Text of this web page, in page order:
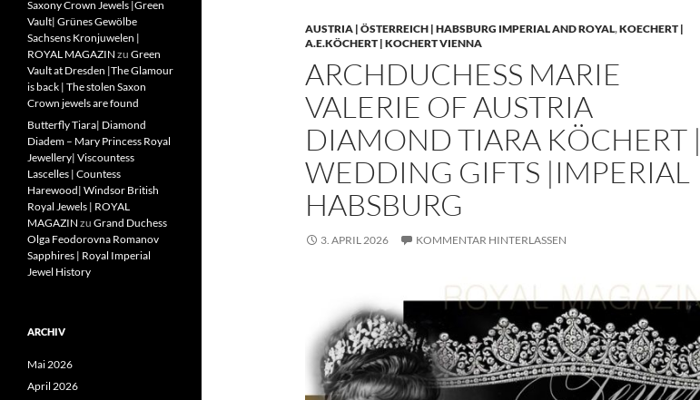
AUSTRIA | ÖSTERREICH | HABSBURG IMPERIAL AND ROYAL,KOECHERT |
A.E.KÖCHERT | KOCHERT VIENNA
ARCHDUCHESS MARIE
VALERIE OF AUSTRIA
DIAMOND TIARA KÖCHERT |
WEDDING GIFTS |IMPERIAL
HABSBURG
3. APRIL 2026 KOMMENTAR HINTERLASSEN
Saxony Crown Jewels |Green
Vault| Grünes Gewölbe
Sachsens Kronjuwelen |
ROYAL MAGAZIN zu Green
Vault at Dresden |The Glamour
is back | The stolen Saxon
Crown jewels are found
Butterfly Tiara| Diamond
Diadem – Mary Princess Royal
Jewellery| Viscountess
Lascelles | Countess
Harewood| Windsor British
Royal Jewels | ROYAL
MAGAZIN zu Grand Duchess
Olga Feodorovna Romanov
Sapphires | Royal Imperial
Jewel History
ARCHIV
Mai 2026
April 2026